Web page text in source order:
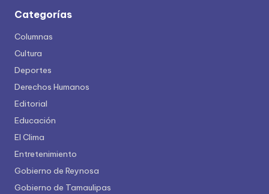
Categorías
Columnas
Cultura
Deportes
Derechos Humanos
Editorial
Educación
El Clima
Entretenimiento
Gobierno de Reynosa
Gobierno de Tamaulipas